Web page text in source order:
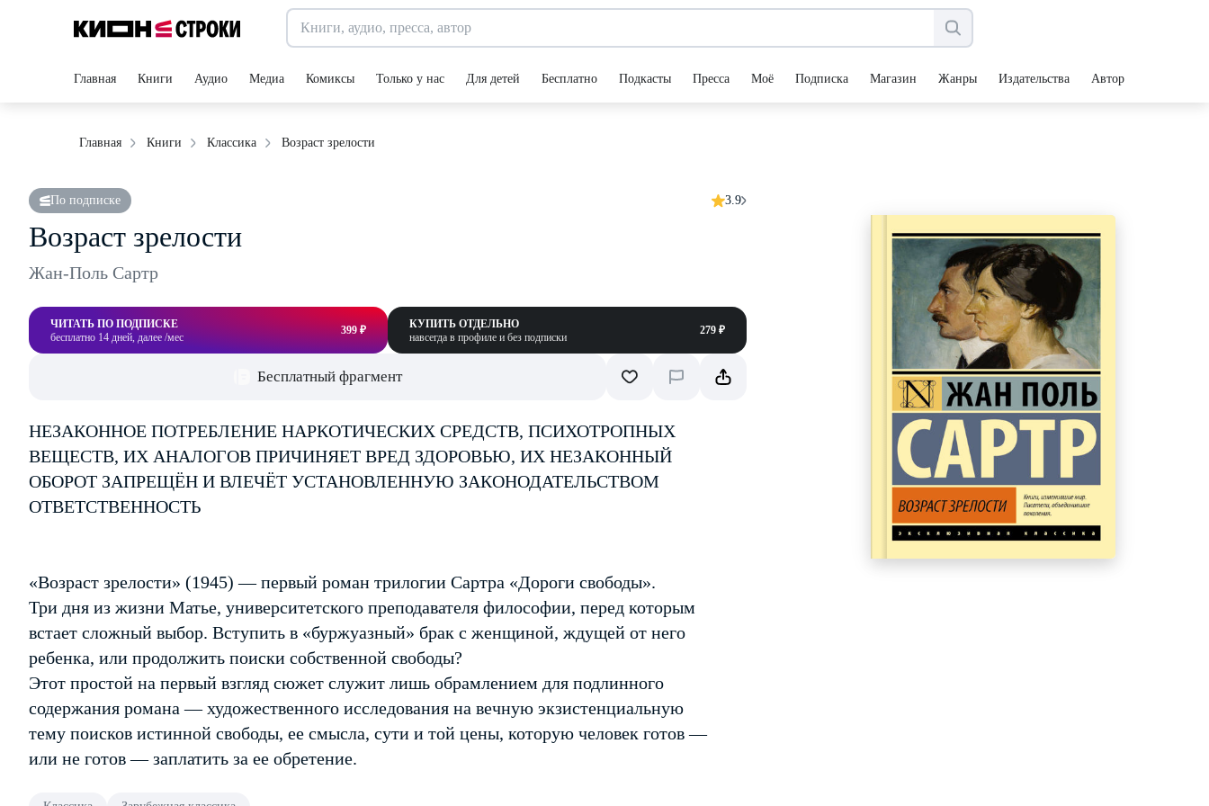
Главная Книги Аудио Медиа Комиксы Только у нас Для детей Бесплатно Подкасты Пресса Моё Подписка Магазин Жанры Издательства Авторы
Главная Книги Классика Возраст зрелости
По подписке 3.9
Возраст зрелости
Жан-Поль Сартр
ЧИТАТЬ ПО ПОДПИСКЕ
бесплатно 14 дней, далее /мес
399 ₽
КУПИТЬ ОТДЕЛЬНО
навсегда в профиле и без подписки
279 ₽
Бесплатный фрагмент
НЕЗАКОННОЕ ПОТРЕБЛЕНИЕ НАРКОТИЧЕСКИХ СРЕДСТВ, ПСИХОТРОПНЫХ
ВЕЩЕСТВ, ИХ АНАЛОГОВ ПРИЧИНЯЕТ ВРЕД ЗДОРОВЬЮ, ИХ НЕЗАКОННЫЙ
ОБОРОТ ЗАПРЕЩЁН И ВЛЕЧЁТ УСТАНОВЛЕННУЮ ЗАКОНОДАТЕЛЬСТВОМ
ОТВЕТСТВЕННОСТЬ
«Возраст зрелости» (1945) — первый роман трилогии Сартра «Дороги свободы».
Три дня из жизни Матье, университетского преподавателя философии, перед которым
встает сложный выбор. Вступить в «буржуазный» брак с женщиной, ждущей от него
ребенка, или продолжить поиски собственной свободы?
Этот простой на первый взгляд сюжет служит лишь обрамлением для подлинного
содержания романа — художественного исследования на вечную экзистенциальную
тему поисков истинной свободы, ее смысла, сути и той цены, которую человек готов —
или не готов — заплатить за ее обретение.